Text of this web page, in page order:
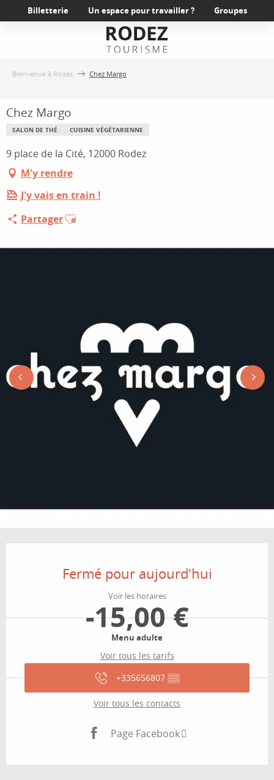
au
Billetterie Un espace pour travailler ? Groupes
Bienvenue à Rodez Chez Margo
Chez Margo
SALON DE THÉ CUISINE VÉGÉTARIENNE
9 place de la Cité, 12000 Rodez
M'y rendre
J'y vais en train !
PartagerAjouter aux favoris
Fermé pour aujourd'hui
Voir les horaires
-15,00 €
Menu adulte
Voir tous les tarifs
+335656807 ▒▒
Voir tous les contacts
Page Facebook